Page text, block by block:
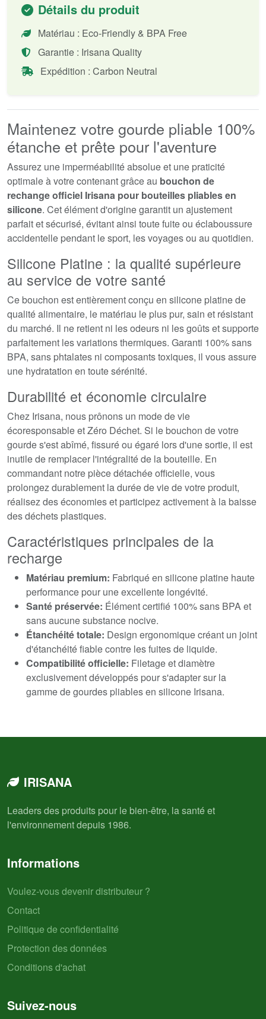
Détails du produit
Matériau : Eco-Friendly & BPA Free
Garantie : Irisana Quality
Expédition : Carbon Neutral
Maintenez votre gourde pliable 100%
étanche et prête pour l'aventure
Assurez une imperméabilité absolue et une praticité
optimale à votre contenant grâce au bouchon de
rechange officiel Irisana pour bouteilles pliables en
silicone. Cet élément d'origine garantit un ajustement
parfait et sécurisé, évitant ainsi toute fuite ou éclaboussure
accidentelle pendant le sport, les voyages ou au quotidien.
Silicone Platine : la qualité supérieure
au service de votre santé
Ce bouchon est entièrement conçu en silicone platine de
qualité alimentaire, le matériau le plus pur, sain et résistant
du marché. Il ne retient ni les odeurs ni les goûts et supporte
parfaitement les variations thermiques. Garanti 100% sans
BPA, sans phtalates ni composants toxiques, il vous assure
une hydratation en toute sérénité.
Durabilité et économie circulaire
Chez Irisana, nous prônons un mode de vie
écoresponsable et Zéro Déchet. Si le bouchon de votre
gourde s'est abîmé, fissuré ou égaré lors d'une sortie, il est
inutile de remplacer l'intégralité de la bouteille. En
commandant notre pièce détachée officielle, vous
prolongez durablement la durée de vie de votre produit,
réalisez des économies et participez activement à la baisse
des déchets plastiques.
Caractéristiques principales de la
recharge
Matériau premium: Fabriqué en silicone platine haute
performance pour une excellente longévité.
Santé préservée: Élément certifié 100% sans BPA et
sans aucune substance nocive.
Étanchéité totale: Design ergonomique créant un joint
d'étanchéité fiable contre les fuites de liquide.
Compatibilité officielle: Filetage et diamètre
exclusivement développés pour s'adapter sur la
gamme de gourdes pliables en silicone Irisana.
IRISANA
Leaders des produits pour le bien-être, la santé et
l'environnement depuis 1986.
Informations
Voulez-vous devenir distributeur ?
Contact
Politique de confidentialité
Protection des données
Conditions d'achat
Suivez-nous